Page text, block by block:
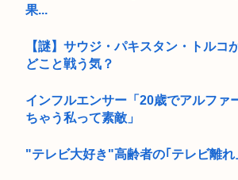
果...
【謎】サウジ・パキスタン・トル
どこと戦う気？
インフルエンサー「20歳でアルファ
ちゃう私って素敵」
"テレビ大好き"高齢者の｢テレビ離れ